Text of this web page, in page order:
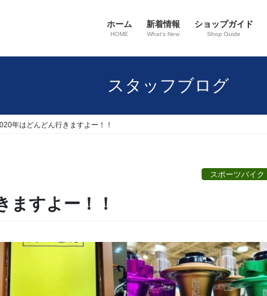
ホーム
HOME
新着情報
What’s New
ショップガイド
Shop Guide
スタッフブログ
年はどんどん行きますよー！！
スポーツバイク
ますよー！！